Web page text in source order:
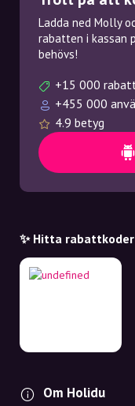
Ladda ned Molly
rabatten i kassan
behövs!
+15 000
+455 000
4.9 betyg
✨ Hitta
Om Holidu